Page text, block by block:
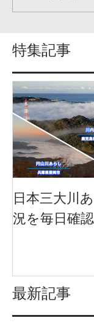
特集記事
日本三大川
況を毎日確認
最新記事